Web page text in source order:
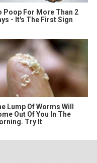
Poop For More Than 2
- It's The First Sign
Lump Of Worms Will
Out Of You In The
Try It